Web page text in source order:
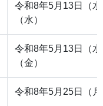
令和8年5月13日（
（水）
令和8年5月13日（
（金）
令和8年5月25日（